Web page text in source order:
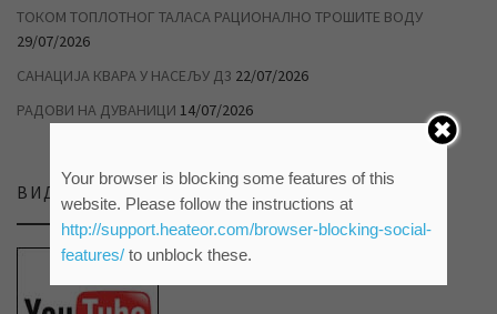
ТОКОМ ТОПЛОТНОГ ТАЛАСА РАЦИОНАЛНО ТРОШИТЕ ВОДУ
29/07/2026
САНАЦИЈА КВАРА У НАСЕЉУ Д3 22/07/2026
РАДОВИ НА ДУВАНИЦИ 14/07/2026
ВИДЕО ПРИЛОЗИ НА НАШЕМ ЈУТЈУБ КАНАЛУ
Your browser is blocking some features of this
website. Please follow the instructions at
http://support.heateor.com/browser-blocking-social-
features/to unblock these.